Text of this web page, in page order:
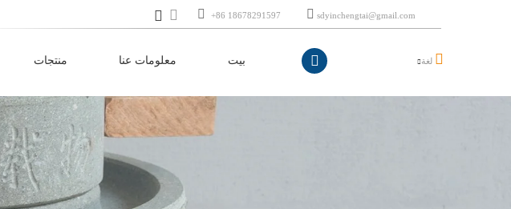
بيت معلومات عنا منتجات
sdyinchengtai@gmail.com
+86 18678291597
لغة